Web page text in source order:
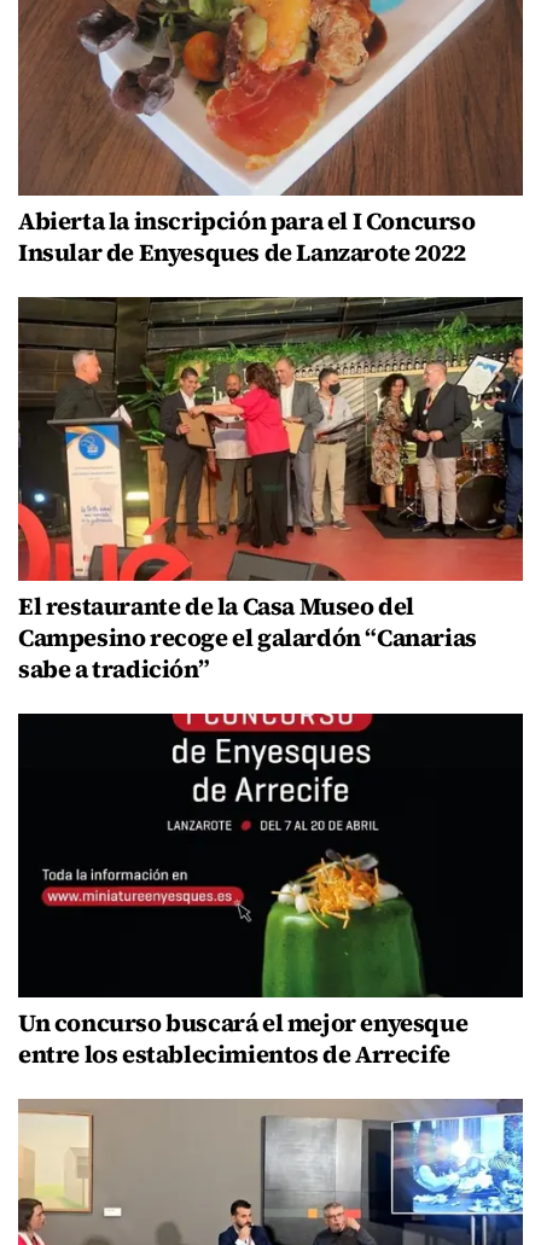
Abierta la inscripción para el I Concurso
Insular de Enyesques de Lanzarote 2022
El restaurante de la Casa Museo del
Campesino recoge el galardón “Canarias
sabe a tradición”
Un concurso buscará el mejor enyesque
entre los establecimientos de Arrecife